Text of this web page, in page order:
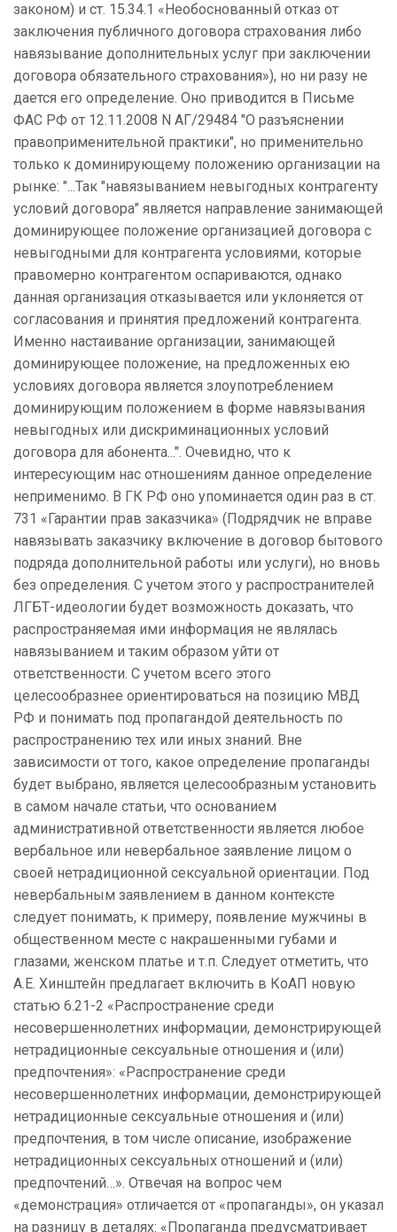
законом) и ст. 15.34.1 «Необоснованный отказ от
заключения публичного договора страхования либо
навязывание дополнительных услуг при заключении
договора обязательного страхования»), но ни разу не
дается его определение. Оно приводится в Письме
ФАС РФ от 12.11.2008 N АГ/29484 "О разъяснении
правоприменительной практики", но применительно
только к доминирующему положению организации на
рынке: "...Так "навязыванием невыгодных контрагенту
условий договора" является направление занимающей
доминирующее положение организацией договора с
невыгодными для контрагента условиями, которые
правомерно контрагентом оспариваются, однако
данная организация отказывается или уклоняется от
согласования и принятия предложений контрагента.
Именно настаивание организации, занимающей
доминирующее положение, на предложенных ею
условиях договора является злоупотреблением
доминирующим положением в форме навязывания
невыгодных или дискриминационных условий
договора для абонента...". Очевидно, что к
интересующим нас отношениям данное определение
неприменимо. В ГК РФ оно упоминается один раз в ст.
731 «Гарантии прав заказчика» (Подрядчик не вправе
навязывать заказчику включение в договор бытового
подряда дополнительной работы или услуги), но вновь
без определения. С учетом этого у распространителей
ЛГБТ-идеологии будет возможность доказать, что
распространяемая ими информация не являлась
навязыванием и таким образом уйти от
ответственности. С учетом всего этого
целесообразнее ориентироваться на позицию МВД
РФ и понимать под пропагандой деятельность по
распространению тех или иных знаний. Вне
зависимости от того, какое определение пропаганды
будет выбрано, является целесообразным установить
в самом начале статьи, что основанием
административной ответственности является любое
вербальное или невербальное заявление лицом о
своей нетрадиционной сексуальной ориентации. Под
невербальным заявлением в данном контексте
следует понимать, к примеру, появление мужчины в
общественном месте с накрашенными губами и
глазами, женском платье и т.п. Следует отметить, что
А.Е. Хинштейн предлагает включить в КоАП новую
статью 6.21-2 «Распространение среди
несовершеннолетних информации, демонстрирующей
нетрадиционные сексуальные отношения и (или)
предпочтения»: «Распространение среди
несовершеннолетних информации, демонстрирующей
нетрадиционные сексуальные отношения и (или)
предпочтения, в том числе описание, изображение
нетрадиционных сексуальных отношений и (или)
предпочтений…». Отвечая на вопрос чем
«демонстрация» отличается от «пропаганды», он указал
на разницу в деталях: «Пропаганда предусматривает